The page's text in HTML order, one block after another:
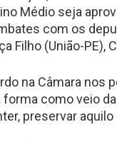
Médio seja
com os
Filho (União-PE),
na Câmara nos
como veio
preservar